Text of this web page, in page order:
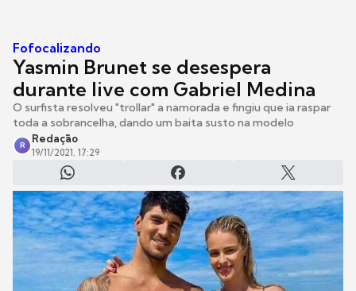
Fofocalizando
Yasmin Brunet se desespera
durante live com Gabriel Medina
O surfista resolveu "trollar" a namorada e fingiu que ia raspar
toda a sobrancelha, dando um baita susto na modelo
R
Redação
19/11/2021, 17:29